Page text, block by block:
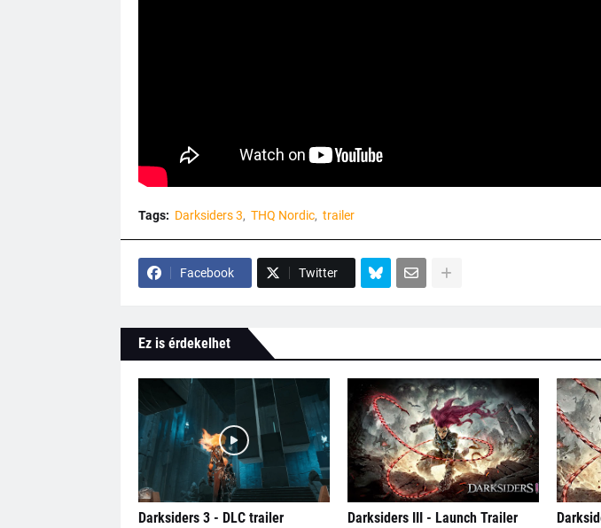
Tags: Darksiders 3 THQ Nordic trailer
Facebook Twitter
Ez is érdekelhet
Darksiders 3 - DLC trailer Darksiders III - Launch Trailer